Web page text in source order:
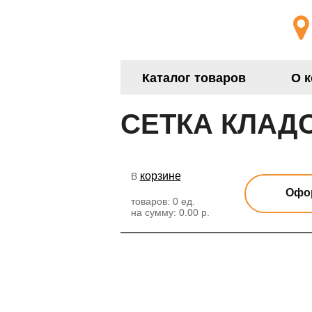
Каталог товаров О
СЕТКА
В корзине
товаров: 0 ед.
на сумму: 0.00 р.